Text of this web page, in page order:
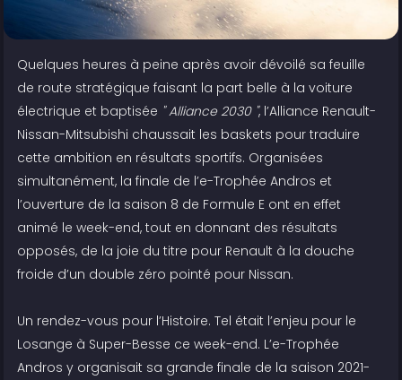
Quelques heures à peine après avoir dévoilé sa feuille
de route stratégique faisant la part belle à la voiture
électrique et baptisée " Alliance 2030 ", l’Alliance Renault-
Nissan-Mitsubishi chaussait les baskets pour traduire
cette ambition en résultats sportifs. Organisées
simultanément, la finale de l’e-Trophée Andros et
l’ouverture de la saison 8 de Formule E ont en effet
animé le week-end, tout en donnant des résultats
opposés, de la joie du titre pour Renault à la douche
froide d’un double zéro pointé pour Nissan.
Un rendez-vous pour l’Histoire. Tel était l’enjeu pour le
Losange à Super-Besse ce week-end. L’e-Trophée
Andros y organisait sa grande finale de la saison 2021-